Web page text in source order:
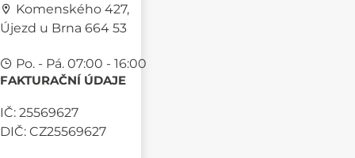
Komenského 427,
Újezd u Brna 664 53
Po. - Pá. 07:00 - 16:00
FAKTURAČNÍ ÚDAJE
IČ: 25569627
DIČ: CZ25569627